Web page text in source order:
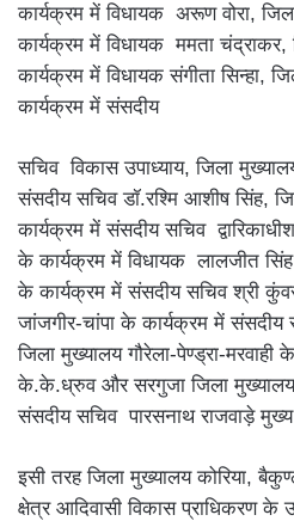
कार्यक्रम में विधायक अरूण वोरा,
कार्यक्रम में विधायक ममता चंद्राकर,
कार्यक्रम में विधायक संगीता सिन्हा,
कार्यक्रम में संसदीय
सचिव विकास उपाध्याय, जिला
संसदीय सचिव डॉ.रश्मि आशीष सिंह,
कार्यक्रम में संसदीय सचिव
के कार्यक्रम में विधायक लालजीत सिंह
के कार्यक्रम में संसदीय सचिव श्री
जांजगीर-चांपा के कार्यक्रम में संसदीय
जिला मुख्यालय गौरेला-पेण्ड्रा-मरवाही
के.के.ध्रुव और सरगुजा जिला मुख्यालय
संसदीय सचिव पारसनाथ राजवाड़े
इसी तरह जिला मुख्यालय कोरिया,
क्षेत्र आदिवासी विकास प्राधिकरण के